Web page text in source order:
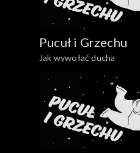
Pucuł i Grzechu
Jak wywołać ducha